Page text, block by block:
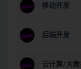
移动开发
后端开发
云计算/大数